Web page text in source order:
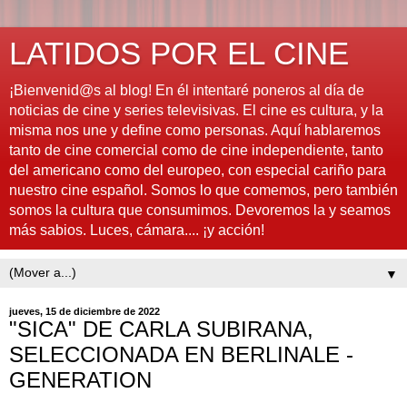
LATIDOS POR EL CINE
¡Bienvenid@s al blog! En él intentaré poneros al día de
noticias de cine y series televisivas. El cine es cultura, y la
misma nos une y define como personas. Aquí hablaremos
tanto de cine comercial como de cine independiente, tanto
del americano como del europeo, con especial cariño para
nuestro cine español. Somos lo que comemos, pero también
somos la cultura que consumimos. Devoremos la y seamos
más sabios. Luces, cámara.... ¡y acción!
▼
jueves, 15 de diciembre de 2022
"SICA" DE CARLA SUBIRANA,
SELECCIONADA EN BERLINALE -
GENERATION